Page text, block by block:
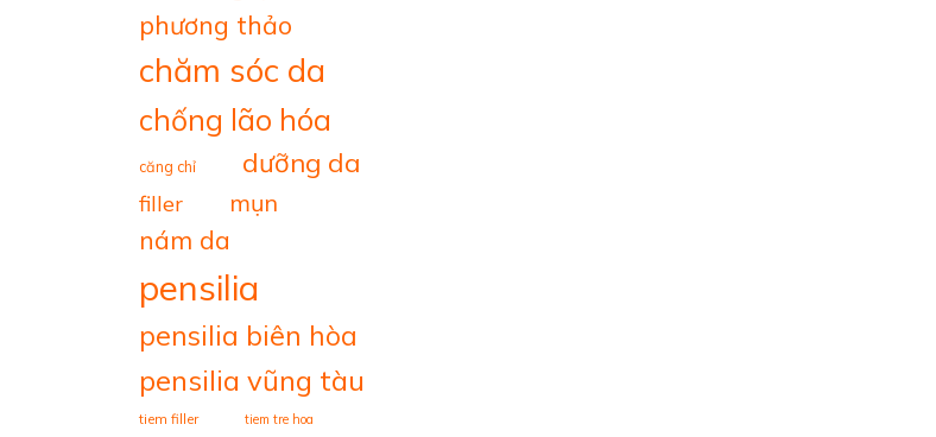
phương thảo
chăm sóc da
chống lão hóa
căng chỉ dưỡng da
filler mụn
nám da
pensilia
pensilia biên hòa
pensilia vũng tàu
tiem filler tiem tre hoa